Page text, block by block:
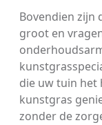
Bovendien zijn
groot en
die uw tuin het
kunstgras
zonder de